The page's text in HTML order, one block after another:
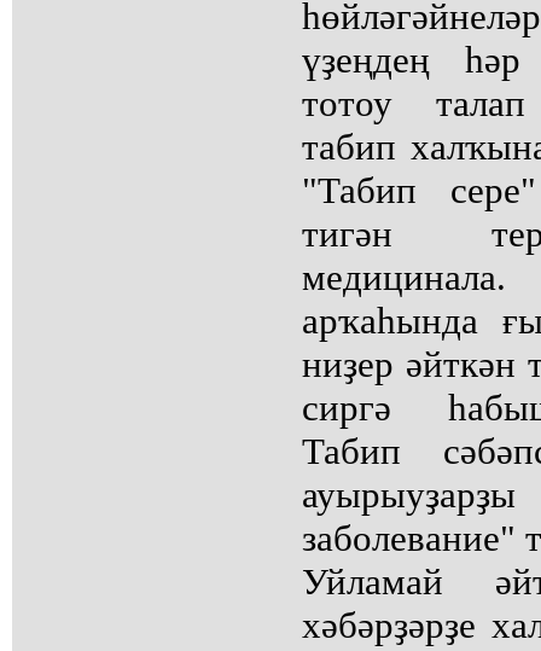
үҙеңдең һәр
тотоу
табип
"Табип
тигән
арҡаһында
ниҙер әйткән
сиргә
Табип
заболевание"
Уйламай
хәбәрҙәрҙе